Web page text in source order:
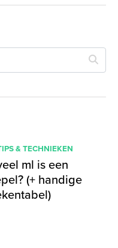
& TECHNIEKEN
ml is een
(+ handige